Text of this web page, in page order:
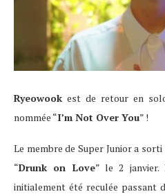
Ryeowook est de retour en
nommée “I’m Not Over You” !
Le membre de Super Junior a
“Drunk on Love” le 2 janvier.
initialement été reculée passant